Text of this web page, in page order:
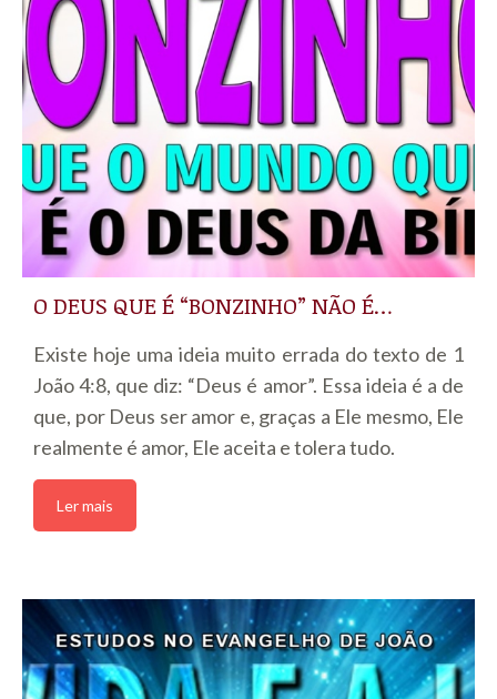
O DEUS QUE É “BONZINHO” NÃO É…
Existe hoje uma ideia muito errada do texto de 1
João 4:8, que diz: “Deus é amor”. Essa ideia é a de
que, por Deus ser amor e, graças a Ele mesmo, Ele
realmente é amor, Ele aceita e tolera tudo.
Ler mais